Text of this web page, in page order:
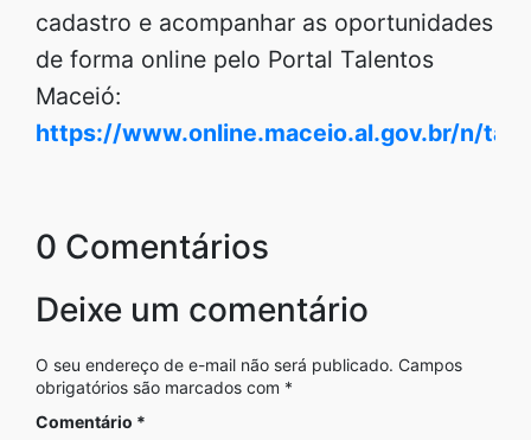
cadastro e acompanhar as oportunidades
de forma online pelo Portal Talentos
Maceió:
https://www.online.maceio.al.gov.br/n/
0 Comentários
Deixe um comentário
O seu endereço de e-mail não será publicado. Campos
obrigatórios são marcados com *
Comentário *